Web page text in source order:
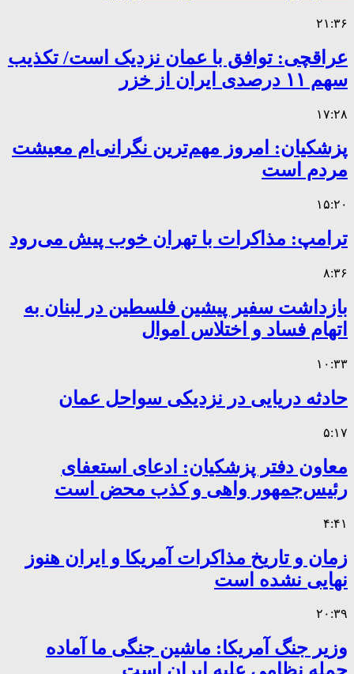
۲۱:۳۶
عراقچی: توافق با عمان نزدیک است/ تکذیب
سهم ۱۱ درصدی ایران از خزر
۱۷:۲۸
پزشکیان: امروز مهم‌ترین نگرانی‌ام معیشت
مردم است
۱۵:۲۰
ترامپ: مذاکرات با تهران خوب پیش می‌رود
۸:۳۶
بازداشت سفیر پیشین فلسطین در لبنان به
اتهام فساد و اختلاس اموال
۱۰:۳۳
حادثه دریایی در نزدیکی سواحل عمان
۵:۱۷
معاون دفتر پزشکیان: ادعای استعفای
رئیس‌جمهور واهی و کذب محض است
۴:۴۱
زمان و تاریخ مذاکرات آمریکا و ایران هنوز
نهایی نشده است
۲۰:۳۹
وزیر جنگ آمریکا: ماشین جنگی ما آماده